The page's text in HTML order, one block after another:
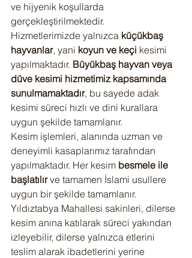
ve hijyenik koşullarda
gerçekleştirilmektedir.
Hizmetlerimizde yalnızca küçükbaş
hayvanlar, yani koyun ve keçi kesimi
yapılmaktadır. Büyükbaş hayvan veya
düve kesimi hizmetimiz kapsamında
sunulmamaktadır, bu sayede adak
kesimi süreci hızlı ve dini kurallara
uygun şekilde tamamlanır.
Kesim işlemleri, alanında uzman ve
deneyimli kasaplarımız tarafından
yapılmaktadır. Her kesim besmele ile
başlatılır ve tamamen İslami usullere
uygun bir şekilde tamamlanır.
Yıldıztabya Mahallesi sakinleri, dilerse
kesim anına katılarak süreci yakından
izleyebilir, dilerse yalnızca etlerini
teslim alarak ibadetlerini yerine